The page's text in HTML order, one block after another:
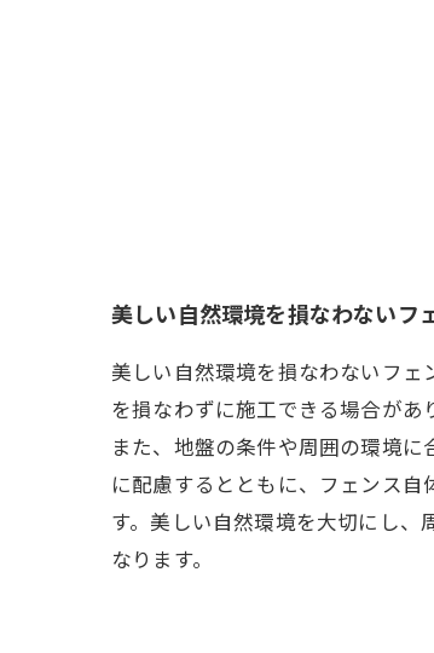
美しい自然環境を損なわないフ
美しい自然環境を損なわないフ
を損なわずに施工できる場合があ
また、地盤の条件や周囲の環境
に配慮するとともに、フェンス
す。美しい自然環境を大切にし
なります。